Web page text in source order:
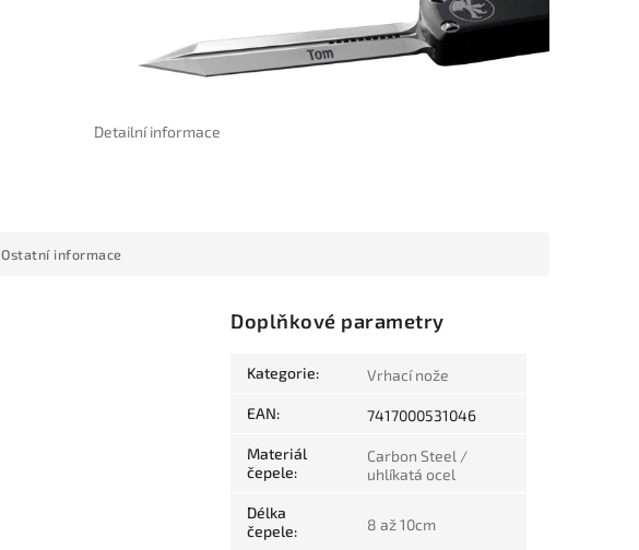
Detailní informace
Ostatní informace
Doplňkové parametry
Kategorie: Vrhací nože
EAN: 7417000531046
Materiál
čepele:
Carbon Steel /
uhlíkatá ocel
Délka
čepele: 8 až 10cm